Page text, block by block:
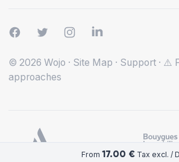
From 17.00 € Tax excl. /
© 2026 Wojo · Site Map · Support · ⚠️
approaches